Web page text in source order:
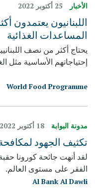
الأخبار 25 أكتوبر 2022
اللبنانيون يعتمدون
المساعدات الغذائية
يحتاج أكثر من نصف
إحتياجاتهم الأساسية مثل
World Food Programme
مدونة البوابة 18 أكتوبر 2022
تكثيف الجهود لمكافحة
لقد أنهت جائحة كورونا
الفقر على مستوى العالم.
Al Bank Al Dawli